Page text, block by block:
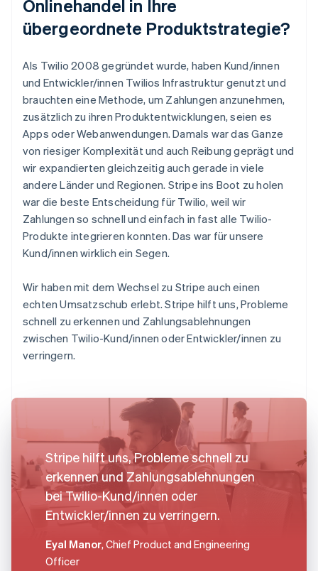
Onlinehandel in Ihre
übergeordnete Produktstrategie?
Als Twilio 2008 gegründet wurde, haben Kund/innen
und Entwickler/innen Twilios Infrastruktur genutzt und
brauchten eine Methode, um Zahlungen anzunehmen,
zusätzlich zu ihren Produktentwicklungen, seien es
Apps oder Webanwendungen. Damals war das Ganze
von riesiger Komplexität und auch Reibung geprägt und
wir expandierten gleichzeitig auch gerade in viele
andere Länder und Regionen. Stripe ins Boot zu holen
war die beste Entscheidung für Twilio, weil wir
Zahlungen so schnell und einfach in fast alle Twilio-
Produkte integrieren konnten. Das war für unsere
Kund/innen wirklich ein Segen.
Wir haben mit dem Wechsel zu Stripe auch einen
echten Umsatzschub erlebt. Stripe hilft uns, Probleme
schnell zu erkennen und Zahlungsablehnungen
zwischen Twilio-Kund/innen oder Entwickler/innen zu
verringern.
Stripe hilft uns, Probleme schnell zu
erkennen und Zahlungsablehnungen
bei Twilio-Kund/innen oder
Entwickler/innen zu verringern.
Eyal Manor, Chief Product and Engineering
Officer